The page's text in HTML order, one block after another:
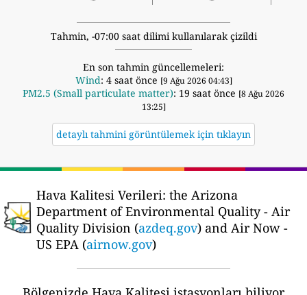
Tahmin, -07:00 saat dilimi kullanılarak çizildi
En son tahmin güncellemeleri:
Wind: 4 saat önce [9 Ağu 2026 04:43]
PM2.5 (Small particulate matter): 19 saat önce [8 Ağu 2026
13:25]
detaylı tahmini görüntülemek için tıklayın
Hava Kalitesi Verileri: the Arizona
Department of Environmental Quality - Air
Quality Division (azdeq.gov) and Air Now -
US EPA (airnow.gov)